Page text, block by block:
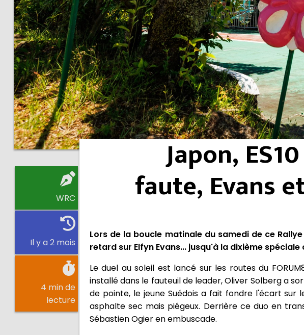
WRC
Il y a 2 mois
4 min de
lecture
Japon,
faute, Evans
Lors de la boucle matinale du samedi de ce
retard sur Elfyn Evans... jusqu'à la dixième
Le duel au soleil est lancé sur les routes du
installé dans le fauteuil de leader, Oliver Solberg a
de pointe, le jeune Suédois a fait fondre l'écart
asphalte sec mais piégeux. Derrière ce duo en
Sébastien Ogier en embuscade.